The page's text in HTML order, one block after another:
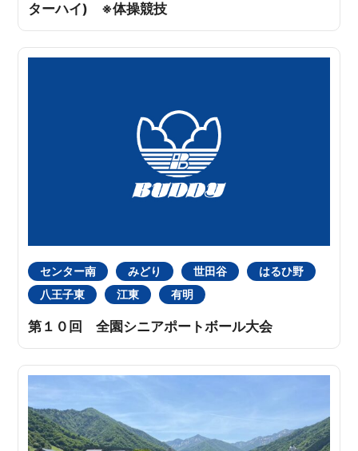
ターハイ) ※体操競技
センター南 みどり 世田谷
はるひ野
八王子東
江東 有明
第１０回 全園シニアポートボール大会